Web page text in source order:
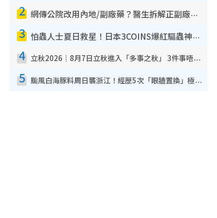
2 網傳公院改用內地/副廠藥？醫生拆解正副廠分別 揭4類人換藥隨時出事
3 怕蟲人士夏日救星！日本3COINS爆紅驅蟲神器$45起 1招「全程免觸碰」輕鬆搞定小強
4 立秋2026｜8月7日立秋進入「多事之秋」 3件事唔做得！專家教6招開運 清枱頭／銀包納氣接好運
5 颱風白海豚料周日襲浙江！經歷5次「眼牆置換」極罕見 成登陸內地最長途颱風